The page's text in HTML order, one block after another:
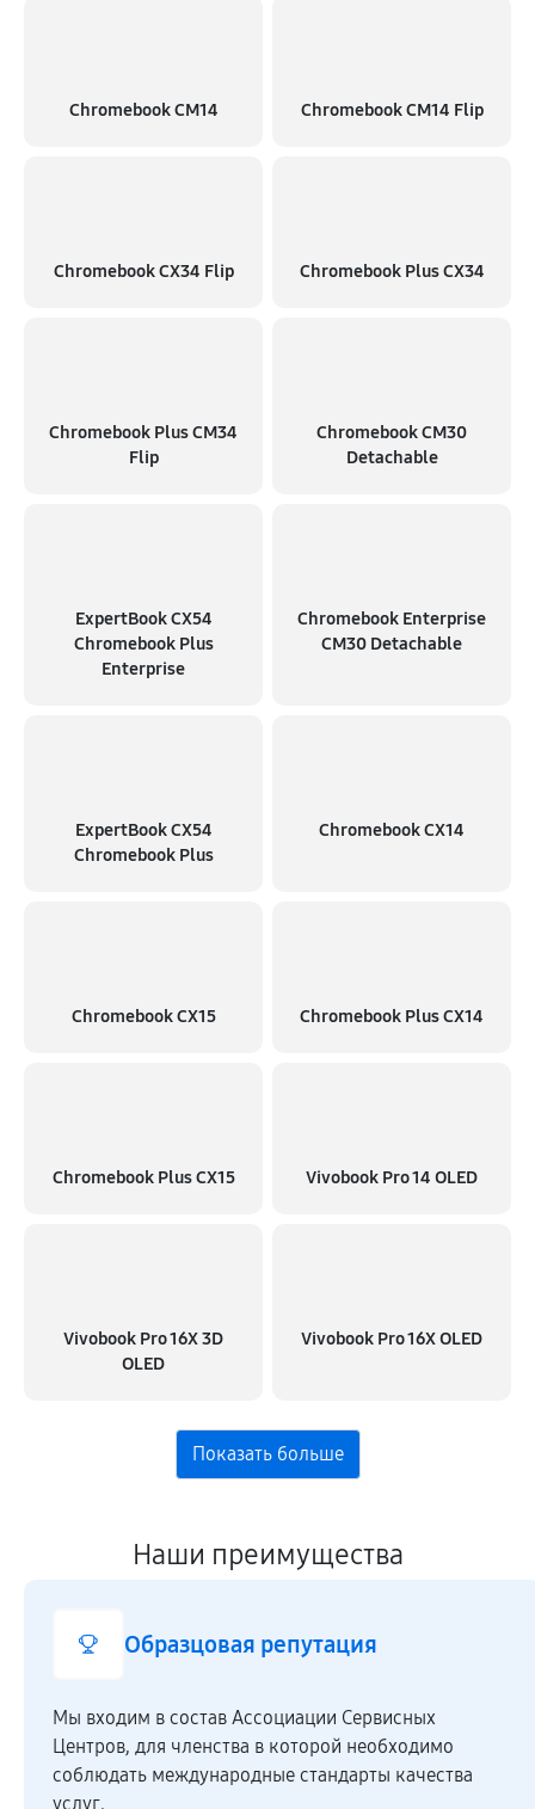
Chromebook CM14 Chromebook CM14 Flip
Chromebook CX34 Flip Chromebook Plus CX34
Chromebook Plus CM34
Flip
Chromebook CM30
Detachable
ExpertBook CX54
Chromebook Plus
Enterprise
Chromebook Enterprise
CM30 Detachable
ExpertBook CX54
Chromebook Plus
Chromebook CX14
Chromebook CX15 Chromebook Plus CX14
Chromebook Plus CX15 Vivobook Pro 14 OLED
Vivobook Pro 16X 3D
OLED
Vivobook Pro 16X OLED
Наши преимущества
Образцовая репутация
Мы входим в состав Ассоциации Сервисных
Центров, для членства в которой необходимо
соблюдать международные стандарты качества
услуг.